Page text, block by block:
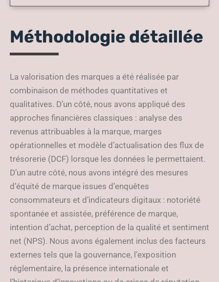
Méthodologie détaillée
La valorisation des marques a été réalisée par
combinaison de méthodes quantitatives et
qualitatives. D’un côté, nous avons appliqué des
approches financières classiques : analyse des
revenus attribuables à la marque, marges
opérationnelles et modèle d’actualisation des flux de
trésorerie (DCF) lorsque les données le permettaient.
D’un autre côté, nous avons intégré des mesures
d’équité de marque issues d’enquêtes
consommateurs et d’indicateurs digitaux : notoriété
spontanée et assistée, préférence de marque,
intention d’achat, perception de la qualité et sentiment
net (NPS). Nous avons également inclus des facteurs
externes tels que la gouvernance, l’exposition
réglementaire, la présence internationale et